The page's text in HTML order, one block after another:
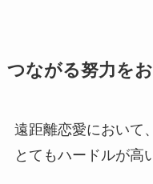
つながる努力を
遠距離恋愛において
とてもハードルが高